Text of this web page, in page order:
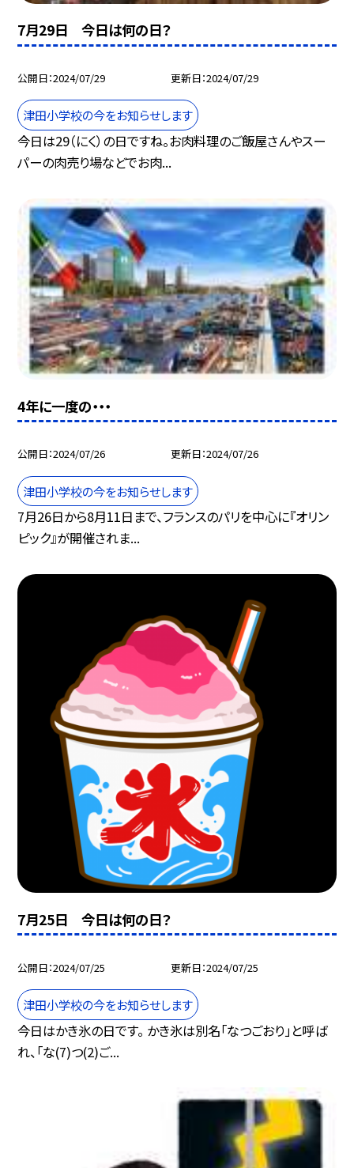
7月29日 今日は何の日？
公開日 2024/07/29 更新日 2024/07/29
津田小学校の今をお知らせします
今日は29（にく）の日ですね。お肉料理のご飯屋さんやスー
パーの肉売り場などでお肉...
4年に一度の・・・
公開日 2024/07/26 更新日 2024/07/26
津田小学校の今をお知らせします
7月26日から8月11日まで、フランスのパリを中心に『オリン
ピック』が開催されま...
7月25日 今日は何の日？
公開日 2024/07/25 更新日 2024/07/25
津田小学校の今をお知らせします
今日はかき氷の日です。 かき氷は別名「なつごおり」と呼ば
れ、「な(7)つ(2)ご...